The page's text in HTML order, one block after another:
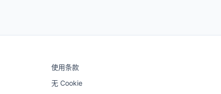
使用条款
无 Cookie